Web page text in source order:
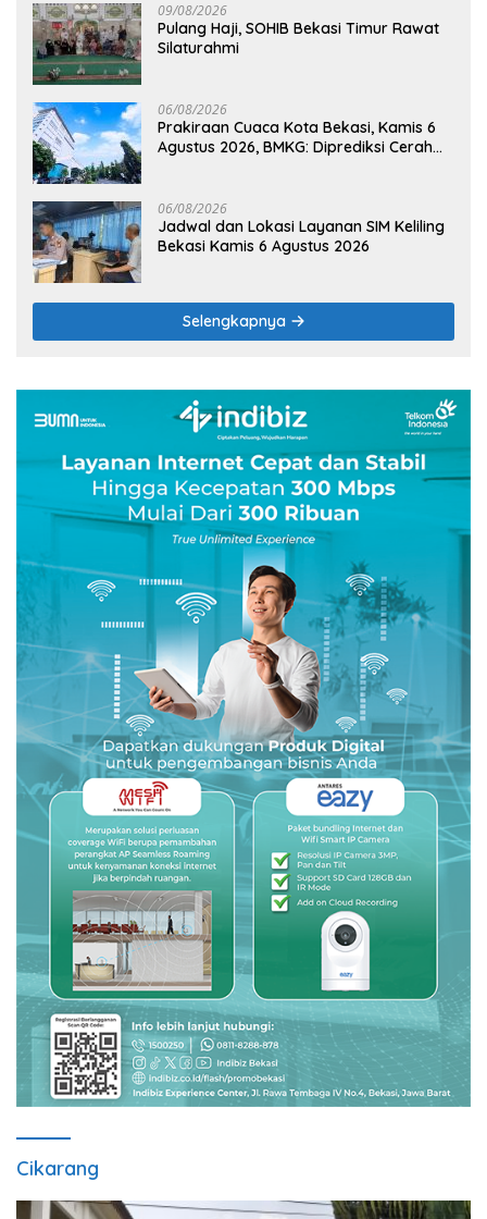
09/08/2026
Pulang Haji, SOHIB Bekasi Timur Rawat
Silaturahmi
06/08/2026
Prakiraan Cuaca Kota Bekasi, Kamis 6
Agustus 2026, BMKG: Diprediksi Cerah
06/08/2026
Jadwal dan Lokasi Layanan SIM Keliling
Bekasi Kamis 6 Agustus 2026
Selengkapnya
Cikarang